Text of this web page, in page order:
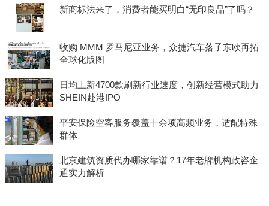
新商标法来了，消费者能买明白“无印良品”了吗？
收购 MMM 罗马尼亚业务，众捷汽车落子东欧再拓
全球化版图
日均上新4700款刷新行业速度，创新经营模式助力
SHEIN赴港IPO
平安保险空客服务覆盖十余项高频业务，适配特殊
群体
北京建筑资质代办哪家靠谱？17年老牌机构政咨企
通实力解析